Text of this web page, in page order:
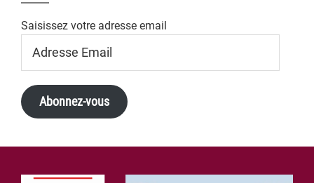
Saisissez votre adresse email
Email
Abonnez-vous